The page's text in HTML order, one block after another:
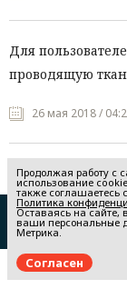
Для
проводящую
26 мая 2018 /
Продолжая работу с
использование
также соглашаетесь
Политика
Оставаясь на сайте,
ваши персональные
Метрика.
Согласен